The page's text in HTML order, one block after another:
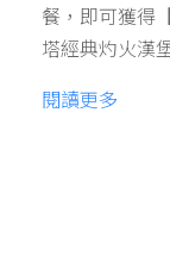
餐，即可獲得
塔經典灼火漢
閱讀更多